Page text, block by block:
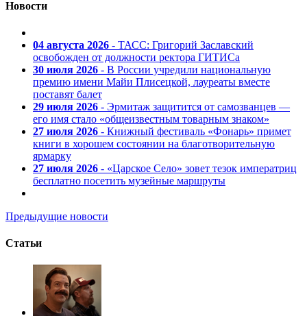
Новости
04 августа 2026 - ТАСС: Григорий Заславский
освобожден от должности ректора ГИТИСа
30 июля 2026 - В России учредили национальную
премию имени Майи Плисецкой, лауреаты вместе
поставят балет
29 июля 2026 - Эрмитаж защитится от самозванцев —
его имя стало «общеизвестным товарным знаком»
27 июля 2026 - Книжный фестиваль «Фонарь» примет
книги в хорошем состоянии на благотворительную
ярмарку
27 июля 2026 - «Царское Село» зовет тезок императриц
бесплатно посетить музейные маршруты
Предыдущие новости
Статьи